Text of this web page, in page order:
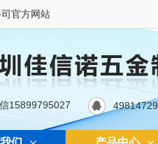
官方网站
15899795027